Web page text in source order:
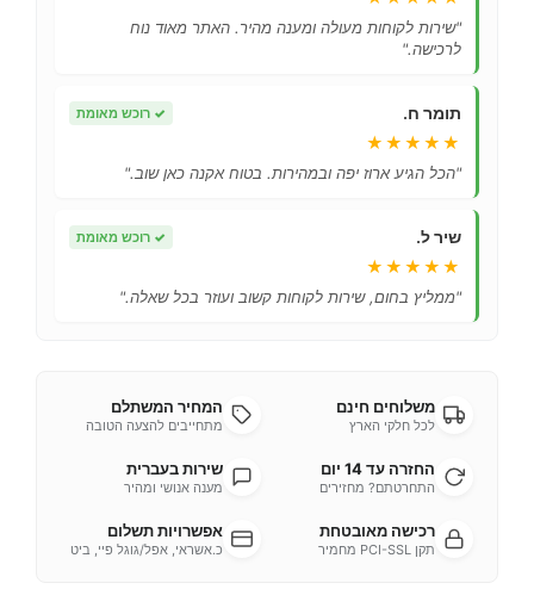
"שירות לקוחות מעולה ומענה מהיר. האתר מאוד נוח
לרכישה."
תומר ח. ✓ רוכש מאומת
★★★★★
"הכל הגיע ארוז יפה ובמהירות. בטוח אקנה כאן שוב."
שיר ל. ✓ רוכש מאומת
★★★★★
"ממליץ בחום, שירות לקוחות קשוב ועוזר בכל שאלה."
משלוחים חינם
לכל חלקי הארץ
המחיר המשתלם
מתחייבים להצעה הטובה
החזרה עד 14 יום
התחרטתם? מחזירים
שירות בעברית
מענה אנושי ומהיר
רכישה מאובטחת
תקן PCI-SSL מחמיר
אפשרויות תשלום
כ.אשראי, אפל/גוגל פיי, ביט